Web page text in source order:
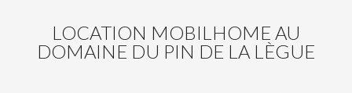
LOCATION MOBILHOME AU
DOMAINE DU PIN DE LA LÈGUE